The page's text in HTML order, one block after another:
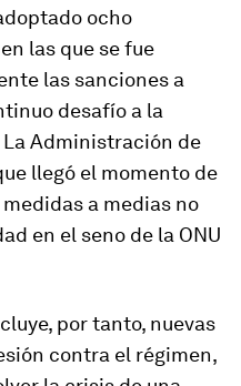
ocho
las que se fue
las sanciones a
desafío a la
Administración de
llegó el momento de
a medias no
en el seno de la ONU
por tanto, nuevas
contra el régimen,